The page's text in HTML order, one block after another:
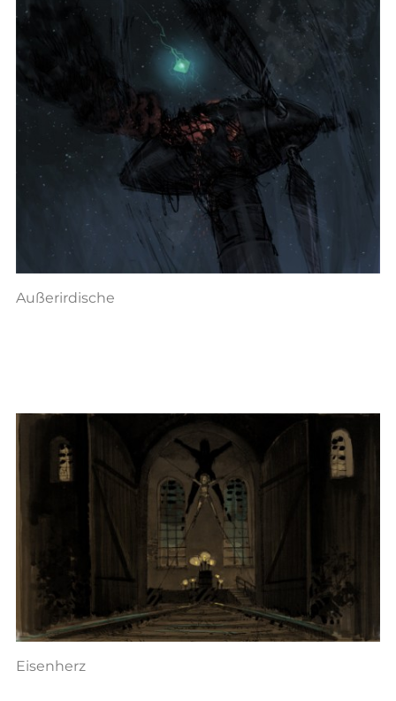
Außerirdische
Eisenherz